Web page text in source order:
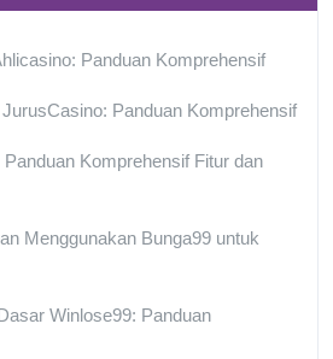
Panduan Komprehensif
Panduan Komprehensif
Komprehensif Fitur dan
Menggunakan Bunga99 untuk
Winlose99: Panduan